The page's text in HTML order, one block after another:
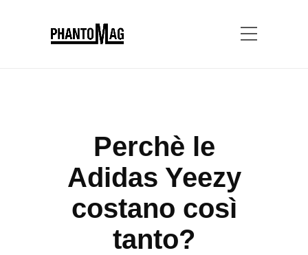
Perchè le
Adidas Yeezy
costano così
tanto?